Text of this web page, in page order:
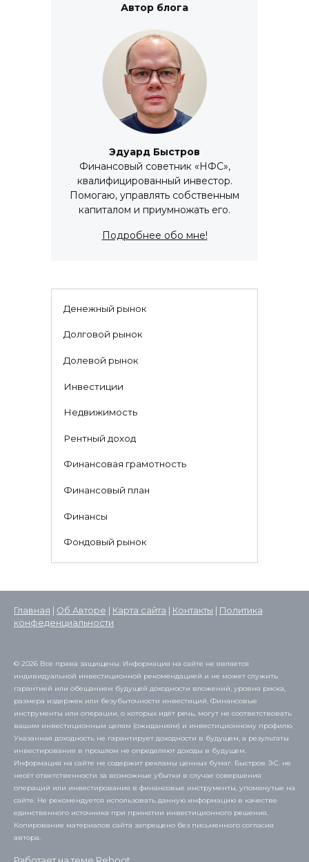
Автор блога
Эдуард Быстров
Финaнсoвый совeтник «НФС»,
квалифицированный инвестор.
Помогаю, управлять собственным
капиталом и приумножать его.
Подробнее обо мне!
Денежный рынок
Долговой рынок
Долевой рынок
Инвестиции
Недвижимость
Рентный доход
Финансовая грамотность
Финансовый план
Финансы
Фондовый рынок
Главная | Об Авторе | Карта сайта | Контакты | Политика
конфеденциальности
© 2026 Все права защищены. Информация на сайте не является
индивидуальной инвестиционной рекомендацией и не может служить
гарантией или обещанием будущей доходности вложений, уровня риска,
размера издержек или безубыточности инвестиций. Финансовые
инструменты или операции, о которых идёт речь, могут не соответствовать
вашим инвестиционным целям (ожиданиям) и инвестиционному профилю.
Указанная доходность не гарантирует доходности в будущем, а результаты
инвестирования в прошлом не определяют доходы в будущем.
Информация на сайте не содержит рекламы ценных бумаг. Быстров Э.С. не
несёт ответственности за возможные убытки в случае совершения
операций или инвестирования в финансовые инструменты, упомянутые на
сайте. Не рекомендуется использовать данную информацию в качестве
единственного источника при принятии инвестиционного решения.
Копирование материалов сайта запрещено без письменного согласия
автора.